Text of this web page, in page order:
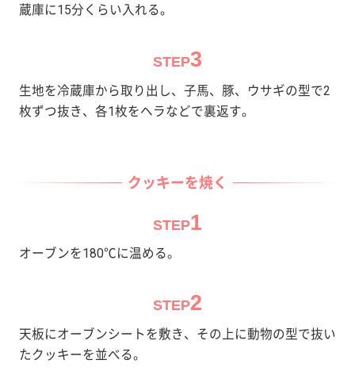
蔵庫に15分くらい入れる。
STEP3
生地を冷蔵庫から取り出し、子馬、豚、ウサギの型で2
枚ずつ抜き、各1枚をヘラなどで裏返す。
クッキーを焼く
STEP1
オーブンを180℃に温める。
STEP2
天板にオーブンシートを敷き、その上に動物の型で抜い
たクッキーを並べる。